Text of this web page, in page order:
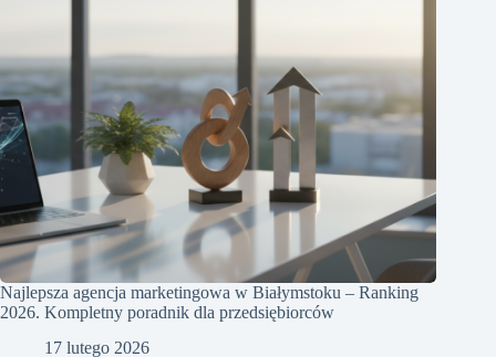
Najlepsza agencja marketingowa w Białymstoku – Ranking
2026. Kompletny poradnik dla przedsiębiorców
17 lutego 2026